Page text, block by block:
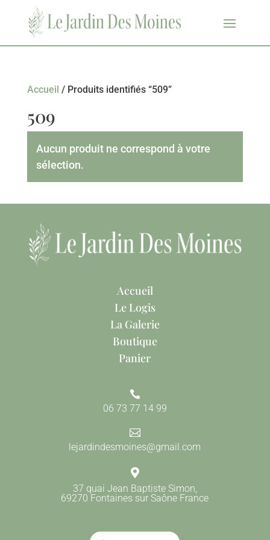
Accueil / Produits identifiés “509”
509
Aucun produit ne correspond à votre
sélection.
Accueil
Le Logis
La Galerie
Boutique
Panier

06 73 77 14 99

lejardindesmoines@gmail.com

37 quai Jean Baptiste Simon,
69270 Fontaines sur Saône France